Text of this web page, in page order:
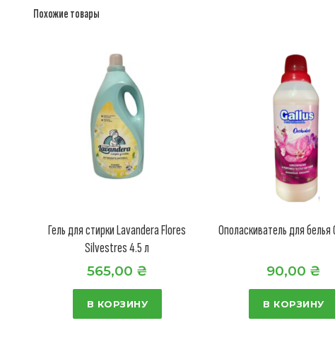
Похожие товары
Гель для стирки Lavandera Flores
Silvestres 4.5 л
565,00 ₴
В КОРЗИНУ
Ополаскиватель для белья
90,00 ₴
В КОРЗИНУ